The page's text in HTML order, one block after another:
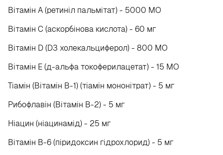
Вітамін А (ретиніл пальмітат) - 5000 МО
Вітамін С (аскорбінова кислота) - 60 мг
Вітамін D (D3 холекальциферол) - 800 МО
Вітамін Е (д-альфа токоферилацетат) - 15 МО
Тіамін (Вітамін B-1) (тіамін мононітрат) - 5 мг
Рибофлавін (Вітамін В-2) - 5 мг
Ніацин (ніацинамід) - 25 мг
Вітамін В-6 (піридоксин гідрохлорид) - 5 мг